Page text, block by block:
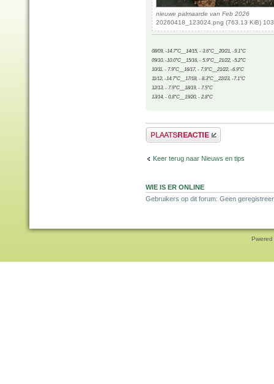
nieuwe palmaarde van Feb 2026
20260418_123024.png (763.13 KiB)
08/09, -14.7°C__14/15, - 3.6°C__20/21, -9.1°C
09/10, -10.0°C__15/16, - 5.9°C__21/22, -5.2°C
10/11, - 7.9°C__16/17, - 7.9°C__21/22, -6.9°C
11/12, -14.7°C__17/18, - 8.3°C__22/23, -7.1°C
12/13, - 7.9°C__18/19, - 7.5°C
13/14, - 0.8°C__19/20, - 2.8°C
Plaats een reactie
Keer terug naar Nieuws en tips
WIE IS ER ONLINE
Gebruikers op dit forum: Geen